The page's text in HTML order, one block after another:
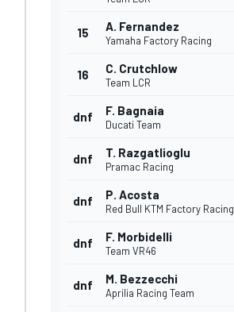
15 A. Fernandez
Yamaha Factory Racing
16 C. Crutchlow
Team LCR
dnf F. Bagnaia
Ducati Team
dnf T. Razgatlioglu
Pramac Racing
dnf P. Acosta
Red Bull KTM Factory Racing
dnf F. Morbidelli
Team VR46
dnf M. Bezzecchi
Aprilia Racing Team